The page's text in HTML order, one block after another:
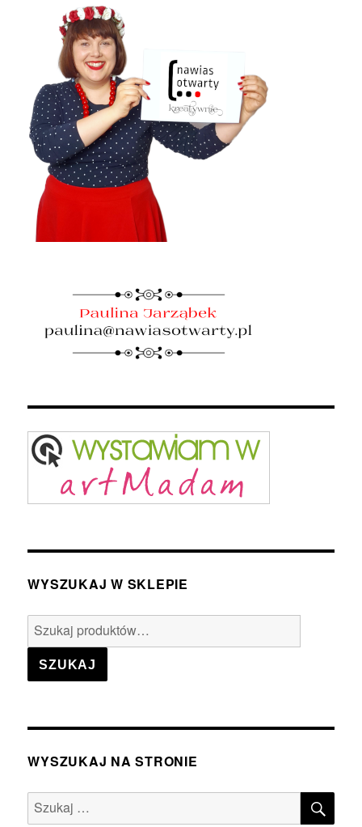
WYSZUKAJ W SKLEPIE
Szukaj:
SZUKAJ
WYSZUKAJ NA STRONIE
Szukaj: